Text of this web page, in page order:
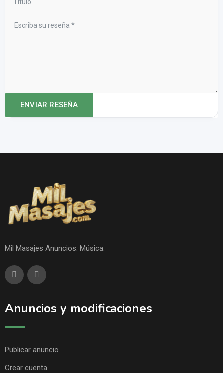
Mil Masajes Anuncios. Música.
Anuncios y modificaciones
Publicar anuncio
Crear cuenta